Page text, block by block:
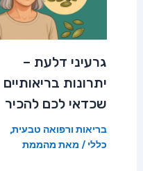
גרעיני דלעת –
יתרונות בריאותיים
שכדאי לכם להכיר
בריאות ורפואה טבעית,
כללי / מאת מהממת